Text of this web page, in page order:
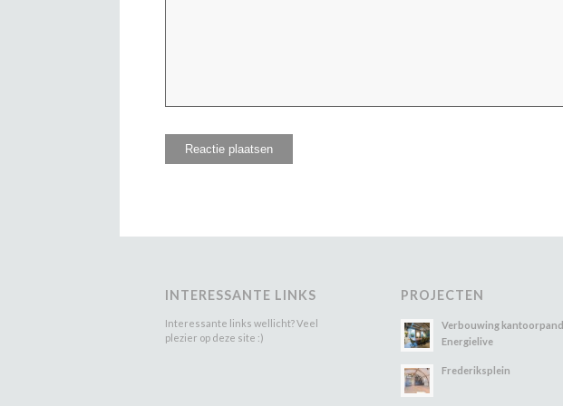
INTERESSANTE LINKS
Interessante links wellicht? Veel
plezier op deze site :)
PROJECTEN
Verbouwing kantoorpand
Energielive
Frederiksplein